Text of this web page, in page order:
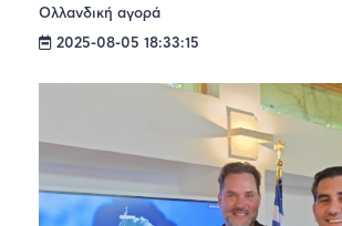
Ολλανδική αγορά
2025-08-05 18:33:15